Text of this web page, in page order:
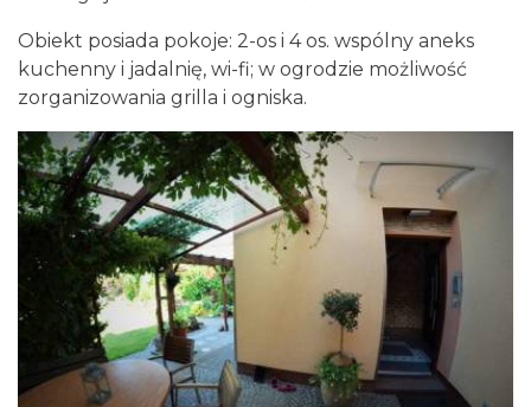
Obiekt posiada pokoje: 2-os i 4 os. wspólny aneks
kuchenny i jadalnię, wi-fi; w ogrodzie możliwość
zorganizowania grilla i ogniska.